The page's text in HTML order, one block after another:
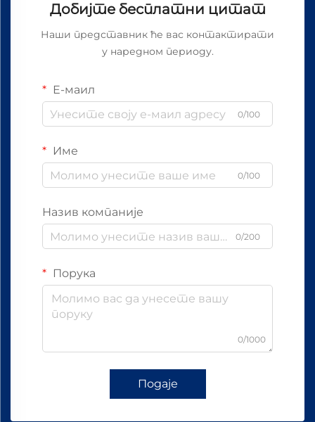
Добијте бесплатни цитат
Наши представник ће вас контактирати
у наредном периоду.
Е-маил
0/100
Име
0/100
Назив компаније
0/200
Порука
0/1000
Подаје